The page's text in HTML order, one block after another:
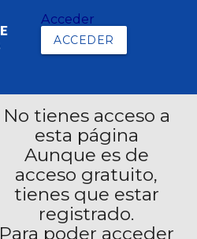
Acceder
ACCEDER
No tienes acceso a
esta página
Aunque es de
acceso gratuito,
tienes que estar
registrado.
Para poder acceder